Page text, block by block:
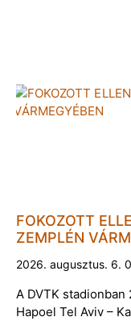
FOKOZOTT
ZEMPLÉN
2026. augusztus. 6.
A DVTK
Hapoel Tel Aviv –